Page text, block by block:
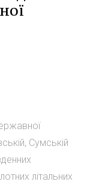
Сумській
літальних